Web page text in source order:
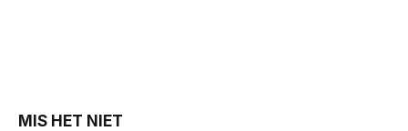
MIS HET NIET